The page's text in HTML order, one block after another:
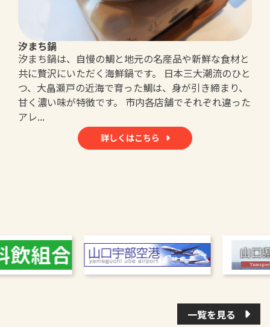
汐まち鍋
汐まち鍋は、自慢の鯛と地元の名産品や新鮮な食材と
共に贅沢にいただく海鮮鍋です。 日本三大潮流のひと
つ、大畠瀬戸の近海で育った鯛は、身が引き締まり、
甘く濃い味が特徴です。 市内各店舗でそれぞれ違った
アレ...
詳しくはこちら
一覧を見る